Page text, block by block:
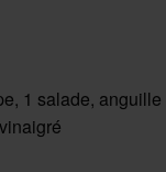
1 salade,